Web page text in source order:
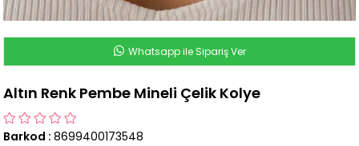
Whatsapp ile Sipariş Ver
Altın Renk Pembe Mineli Çelik Kolye
Barkod : 8699400173548